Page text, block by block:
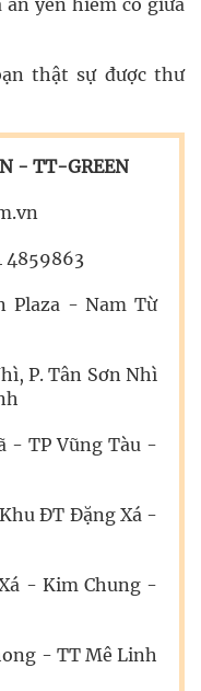
thật sự được thư
- TT-GREEN
4859863
Plaza - Nam Từ
P. Tân Sơn Nhì
- TP Vũng Tàu -
ĐT Đặng Xá -
- Kim Chung -
- TT Mê Linh